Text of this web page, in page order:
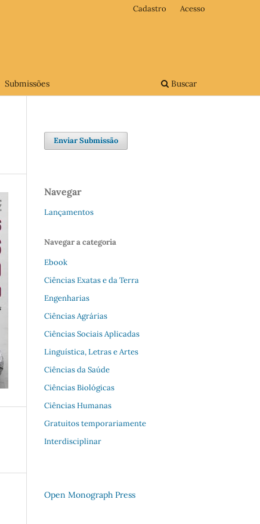
Submissões Buscar
Cadastro Acesso
Enviar Submissão
Navegar
Lançamentos
Navegar a categoria
Ebook
Ciências Exatas e da Terra
Engenharias
Ciências Agrárias
Ciências Sociais Aplicadas
Linguística, Letras e Artes
Ciências da Saúde
Ciências Biológicas
Ciências Humanas
Gratuitos temporariamente
Interdisciplinar
Open Monograph Press